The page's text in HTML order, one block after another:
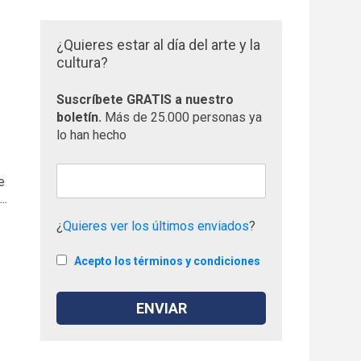
¿Quieres estar al día del arte y la
cultura?
Suscríbete GRATIS a nuestro
boletín. Más de 25.000 personas ya
lo han hecho
¿Quieres ver los últimos enviados?
Acepto los términos y condiciones